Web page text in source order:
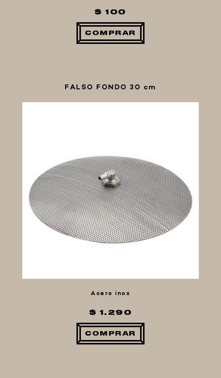
$ 100
COMPRAR
FALSO FONDO 30 cm
Acero inox
$ 1.290
COMPRAR